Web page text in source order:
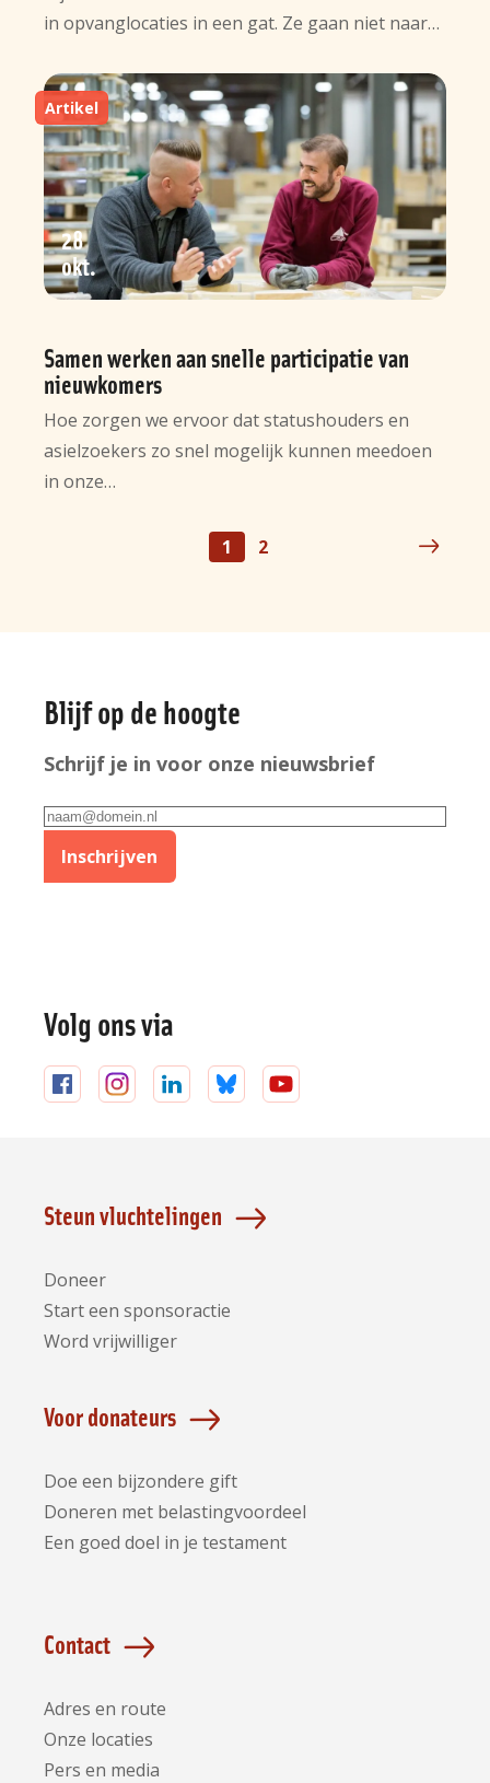
in opvanglocaties in een gat. Ze gaan niet naar…
Samen werken aan snelle participatie van
nieuwkomers
Artikel
28
okt
Hoe zorgen we ervoor dat statushouders en
asielzoekers zo snel mogelijk kunnen meedoen
in onze…
Pagina
1
Pagina
2
informatie
Blijf op de hoogte
Schrijf je in voor onze nieuwsbrief
E-
mailadres
Inschrijven
Volg ons via
Volg
Volg
Volg
Volg
Volg
Steun vluchtelingen
Doneer
Start een sponsoractie
Word vrijwilliger
Voor donateurs
Doe een bijzondere gift
Doneren met belastingvoordeel
Een goed doel in je testament
Contact
Adres en route
Onze locaties
Pers en media